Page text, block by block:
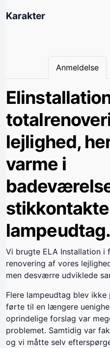
Karakter
Anmeldelse
lejlighed,
varme i
lampeudtag.
Vi brugte ELA Installation i
renovering af vores
men desværre udviklede
Flere lampeudtag blev
førte til en længere
oprindelige forslag var
problemet. Samtidig var
og vi måtte selv